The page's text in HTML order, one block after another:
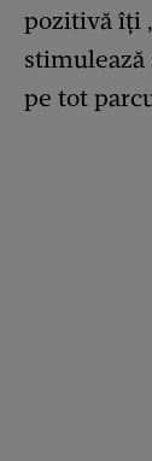
pozitivă îți
stimulează
pe tot